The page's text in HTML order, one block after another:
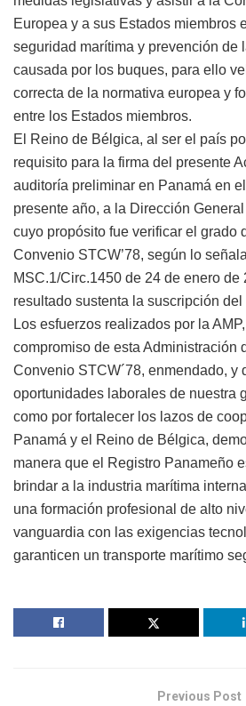
Europea y a sus Estados miembros
seguridad marítima y prevención de
causada por los buques, para ello
correcta de la normativa europea y
entre los Estados miembros.
El Reino de Bélgica, al ser el país
requisito para la firma del presente
auditoría preliminar en Panamá en
presente año, a la Dirección
cuyo propósito fue verificar el grado
Convenio STCW’78, según lo
MSC.1/Circ.1450 de 24 de enero de
resultado sustenta la suscripción
Los esfuerzos realizados por la
compromiso de esta Administración
Convenio STCW´78, enmendado, y
oportunidades laborales de nuestra
como por fortalecer los lazos de
Panamá y el Reino de Bélgica,
manera que el Registro Panameño
brindar a la industria marítima
una formación profesional de alto
vanguardia con las exigencias
garanticen un transporte marítimo
Previous Post